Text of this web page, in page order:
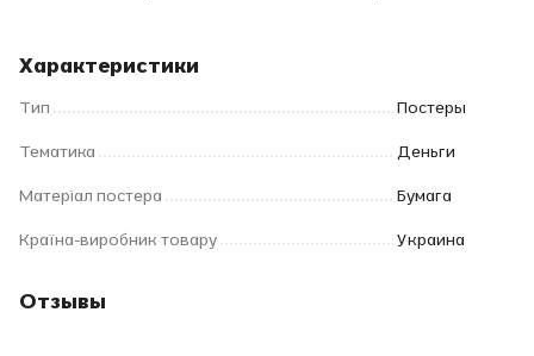
Характеристики
Тип Постеры
Тематика Деньги
Матеріал постера Бумага
Країна-виробник товару Украина
Отзывы